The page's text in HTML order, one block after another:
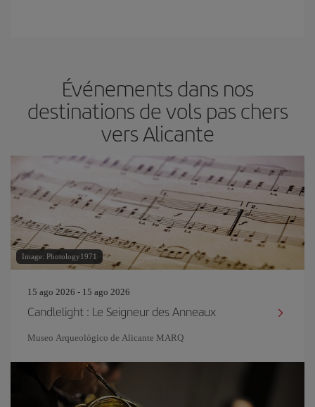
Événements dans nos
destinations de vols pas chers
vers Alicante
Image: Photology1971
15 ago 2026 - 15 ago 2026
Candlelight : Le Seigneur des Anneaux
Museo Arqueológico de Alicante MARQ